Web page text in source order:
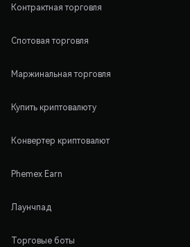
Контрактная торговля
Спотовая торговля
Маржинальная торговля
Купить криптовалюту
Конвертер криптовалют
Phemex Earn
Лаунчпад
Торговые боты